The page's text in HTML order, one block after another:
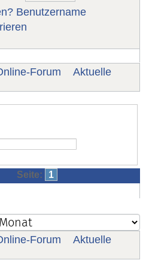
Benutzername
Forum
Aktuelle
Seite: 1
Forum
Aktuelle